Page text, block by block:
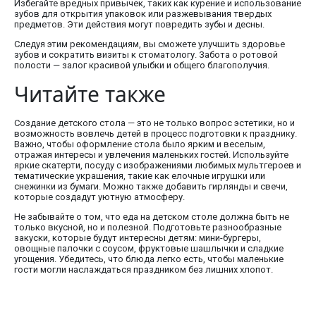
Избегайте вредных привычек, таких как курение и использование
зубов для открытия упаковок или разжевывания твердых
предметов. Эти действия могут повредить зубы и десны.
Следуя этим рекомендациям, вы сможете улучшить здоровье
зубов и сократить визиты к стоматологу. Забота о ротовой
полости — залог красивой улыбки и общего благополучия.
Читайте также
Создание детского стола — это не только вопрос эстетики, но и
возможность вовлечь детей в процесс подготовки к празднику.
Важно, чтобы оформление стола было ярким и веселым,
отражая интересы и увлечения маленьких гостей. Используйте
яркие скатерти, посуду с изображениями любимых мультгероев и
тематические украшения, такие как елочные игрушки или
снежинки из бумаги. Можно также добавить гирлянды и свечи,
которые создадут уютную атмосферу.
Не забывайте о том, что еда на детском столе должна быть не
только вкусной, но и полезной. Подготовьте разнообразные
закуски, которые будут интересны детям: мини-бургеры,
овощные палочки с соусом, фруктовые шашлычки и сладкие
угощения. Убедитесь, что блюда легко есть, чтобы маленькие
гости могли наслаждаться праздником без лишних хлопот.